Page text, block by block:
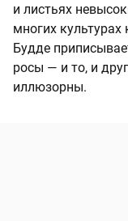
и листьях
многих культурах
Будде
росы — и то, и
иллюзорны.